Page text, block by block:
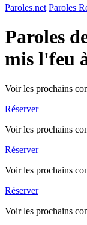
Paroles.net Paroles
Paroles
mis l'feu
Voir les prochains
Réserver
Voir les prochains
Réserver
Voir les prochains
Réserver
Voir les prochains